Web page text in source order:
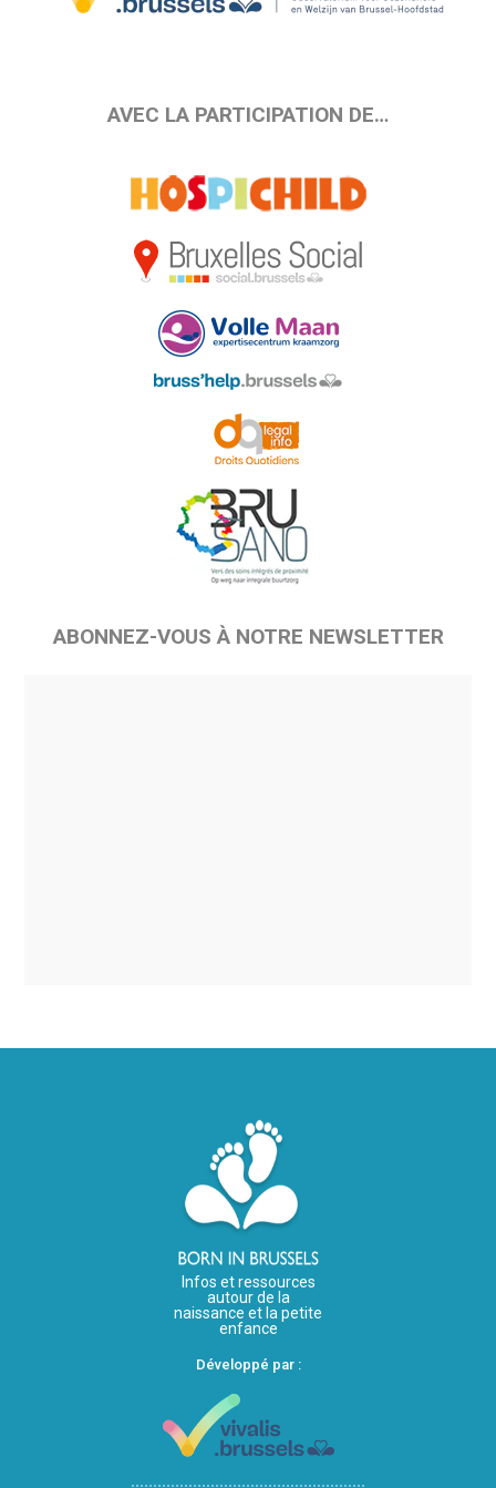
AVEC LA PARTICIPATION DE…
ABONNEZ-VOUS À NOTRE NEWSLETTER
Infos et ressources
autour de la
naissance et la petite
enfance
Développé par :